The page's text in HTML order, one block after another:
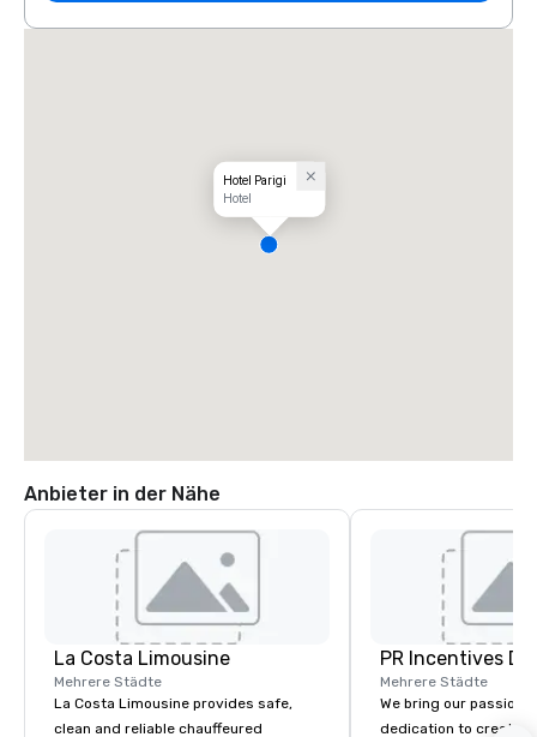
Hotel Parigi
Hotel
Anbieter in der Nähe
La Costa Limousine
Mehrere Städte
La Costa Limousine provides safe,
clean and reliable chauffeured
PR Incentives
Mehrere Städte
We bring our passion,
dedication to create